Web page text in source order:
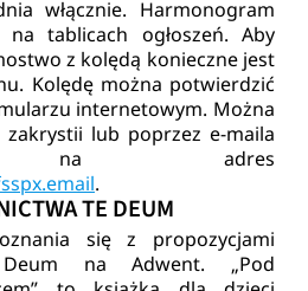
tablicach ogłoszeń. Aby
z kolędą konieczne jest
Kolędę można potwierdzić
internetowym. Można
lub poprzez e-maila
na adres
.
TE DEUM
się z propozycjami
na Adwent. „Pod